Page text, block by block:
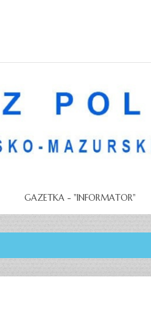
GAZETKA - "INFORMATOR"